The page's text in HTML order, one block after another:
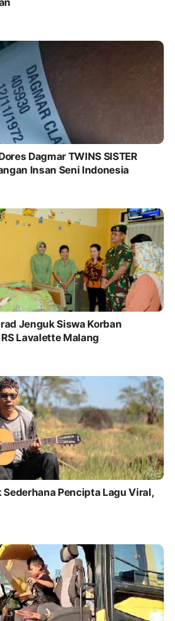
Dagmar TWINS SISTER
Insan Seni Indonesia
Jenguk Siswa Korban
Lavalette Malang
Sederhana Pencipta Lagu Viral,